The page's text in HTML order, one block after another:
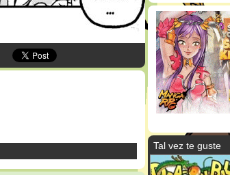
Tal vez te guste